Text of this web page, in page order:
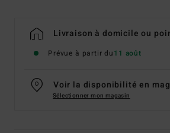
Livraison à domicile ou
Prévue à partir du11 août
Voir la disponibilité en
Sélectionner mon magasin